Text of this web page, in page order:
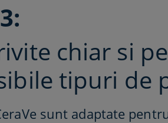
chiar si
tipuri de
sunt adaptate